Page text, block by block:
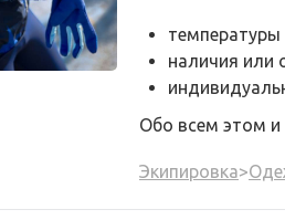
наличия или
Обо всем этом и
Экипировка>